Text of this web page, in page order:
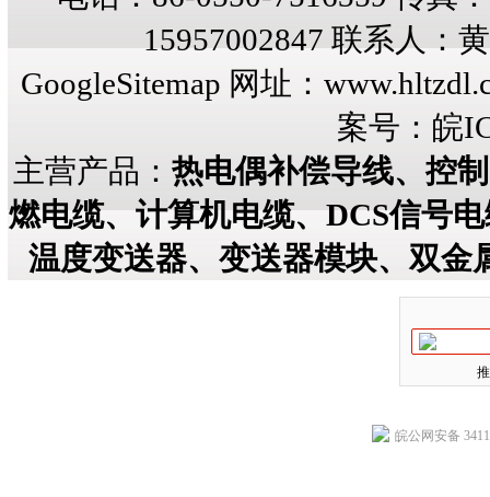
15957002847 联系人：
GoogleSitemap 网址：
案号： 皖
主营产品： 热电偶补偿导线、控
燃电缆、计算机电缆、DCS信号
温度变送器、变送器模块、双金
皖公网安备